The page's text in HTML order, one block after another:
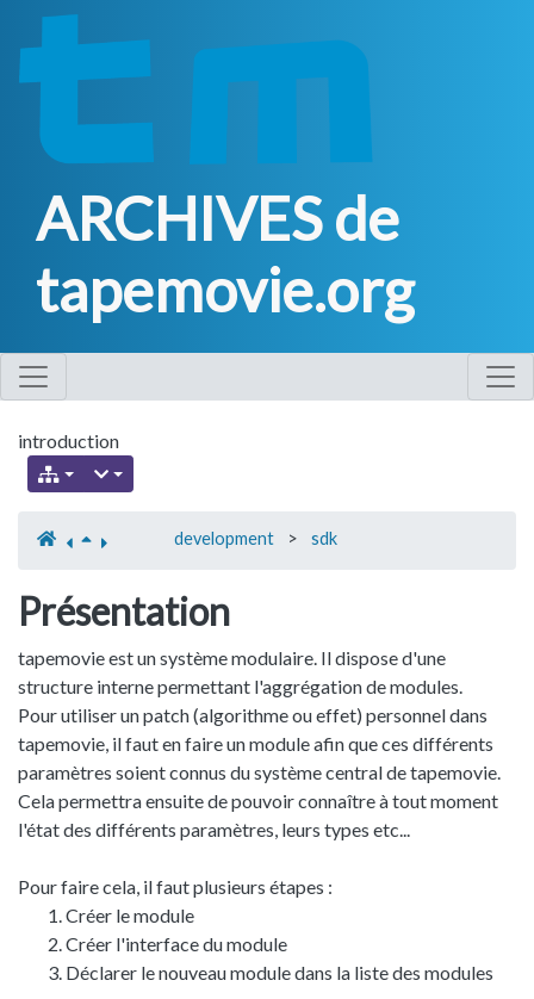
ARCHIVES de
tapemovie.org
introduction
development > sdk
Présentation
tapemovie est un système modulaire. Il dispose d'une
structure interne permettant l'aggrégation de modules.
Pour utiliser un patch (algorithme ou effet) personnel dans
tapemovie, il faut en faire un module afin que ces différents
paramètres soient connus du système central de tapemovie.
Cela permettra ensuite de pouvoir connaître à tout moment
l'état des différents paramètres, leurs types etc...
Pour faire cela, il faut plusieurs étapes :
Créer le module
Créer l'interface du module
Déclarer le nouveau module dans la liste des modules